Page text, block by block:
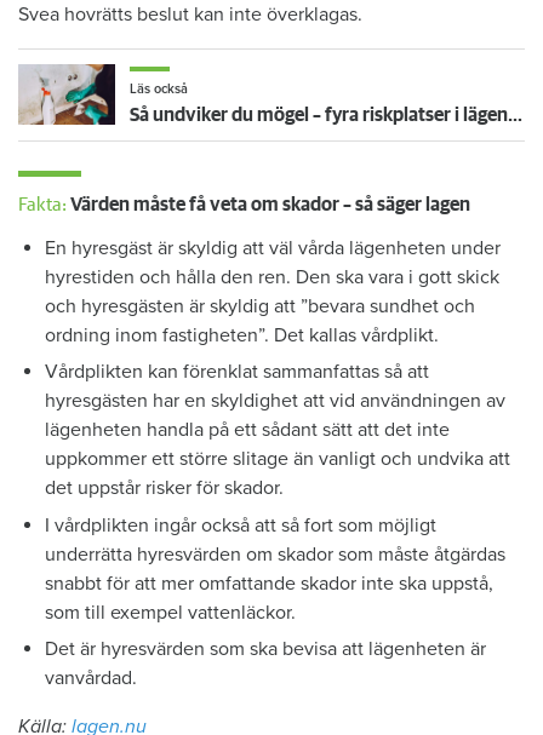
Svea hovrätts beslut kan inte överklagas.
Läs också
Så undviker du mögel – fyra riskplatser i lägenheten: ”Måste städa bort”
Fakta: Värden måste få veta om skador – så säger lagen
En hyresgäst är skyldig att väl vårda lägenheten under
hyrestiden och hålla den ren. Den ska vara i gott skick
och hyresgästen är skyldig att ”bevara sundhet och
ordning inom fastigheten”. Det kallas vårdplikt.
Vårdplikten kan förenklat sammanfattas så att
hyresgästen har en skyldighet att vid användningen av
lägenheten handla på ett sådant sätt att det inte
uppkommer ett större slitage än vanligt och undvika att
det uppstår risker för skador.
I vårdplikten ingår också att så fort som möjligt
underrätta hyresvärden om skador som måste åtgärdas
snabbt för att mer omfattande skador inte ska uppstå,
som till exempel vattenläckor.
Det är hyresvärden som ska bevisa att lägenheten är
vanvårdad.
Källa: lagen.nu